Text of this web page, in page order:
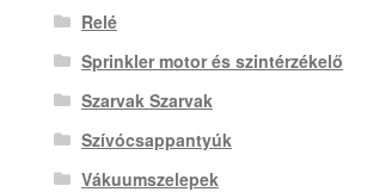
Relé
Sprinkler motor és szintérzékelő
Szarvak Szarvak
Szívócsappantyúk
Vákuumszelepek